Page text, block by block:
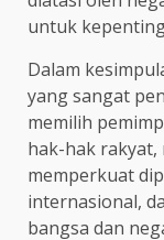
untuk
Dalam
yang sangat
memilih
hak-hak rakyat,
memperkuat
internasional,
bangsa dan